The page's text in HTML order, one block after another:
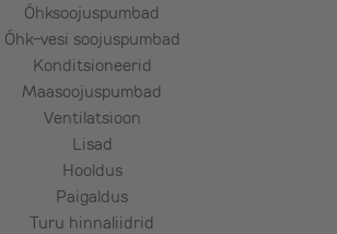
Õhksoojuspumbad
Õhk-vesi soojuspumbad
Konditsioneerid
Maasoojuspumbad
Ventilatsioon
Lisad
Hooldus
Paigaldus
Turu hinnaliidrid